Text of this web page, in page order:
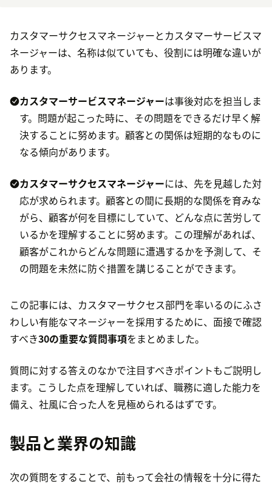
カスタマーサクセスマネージャーとカスタマーサービスマ
ネージャーは、名称は似ていても、役割には明確な違いが
あります。
カスタマーサービスマネージャーは事後対応を担当しま
す。問題が起こった時に、その問題をできるだけ早く解
決することに努めます。顧客との関係は短期的なものに
なる傾向があります。
カスタマーサクセスマネージャーには、先を見越した対
応が求められます。顧客との間に長期的な関係を育みな
がら、顧客が何を目標にしていて、どんな点に苦労して
いるかを理解することに努めます。この理解があれば、
顧客がこれからどんな問題に遭遇するかを予測して、そ
の問題を未然に防ぐ措置を講じることができます。
この記事には、カスタマーサクセス部門を率いるのにふさ
わしい有能なマネージャーを採用するために、面接で確認
すべき30の重要な質問事項をまとめました。
質問に対する答えのなかで注目すべきポイントもご説明し
ます。こうした点を理解していれば、職務に適した能力を
備え、社風に合った人を見極められるはずです。
製品と業界の知識
次の質問をすることで、前もって会社の情報を十分に得た